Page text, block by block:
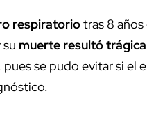
respiratoriotras 8
muerte resultó trágica
se pudo evitar si el